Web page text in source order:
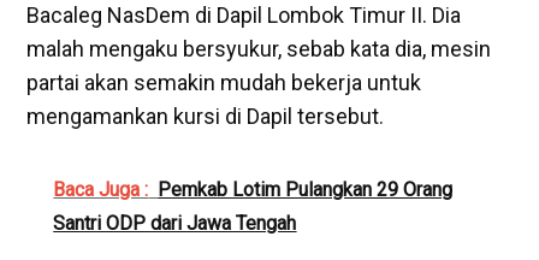
Bacaleg NasDem di Dapil Lombok Timur II. Dia
malah mengaku bersyukur, sebab kata dia, mesin
partai akan semakin mudah bekerja untuk
mengamankan kursi di Dapil tersebut.
Baca Juga : Pemkab Lotim Pulangkan 29 Orang
Santri ODP dari Jawa Tengah